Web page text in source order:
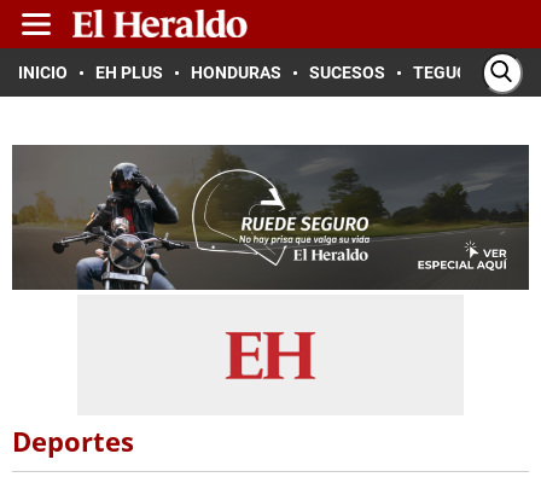
INICIO EH PLUS HONDURAS SUCESOS TEGUCIGALPA
Deportes